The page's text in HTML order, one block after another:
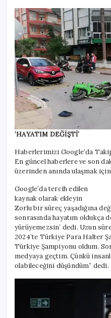
‘HAYATIM DEĞİŞTİ’
Haberlerimizi Google’da
En güncel haberlere ve son
üzerinden anında ulaşmak
Google’da tercih edilen
kaynak olarak ekleyin
Zorlu bir süreç yaşadığına
sonrasında hayatım oldukça
yürüyemezsin’ dedi. Uzun
2024’te Türkiye Para Halter
Türkiye Şampiyonu oldum.
medyaya geçtim. Çünkü
olabileceğini düşündüm” dedi.